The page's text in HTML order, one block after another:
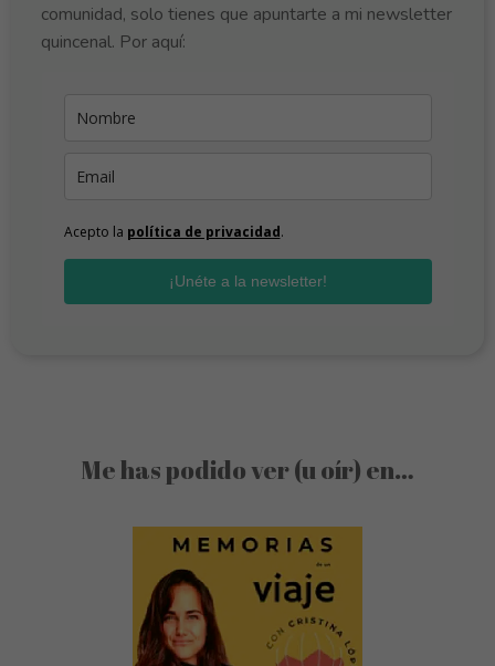
comunidad, solo tienes que apuntarte a mi newsletter
quincenal. Por aquí:
Acepto la política de privacidad.
¡Unéte a la newsletter!
Me has podido ver (u oír) en…